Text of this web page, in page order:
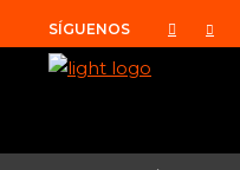
SÍGUENOS